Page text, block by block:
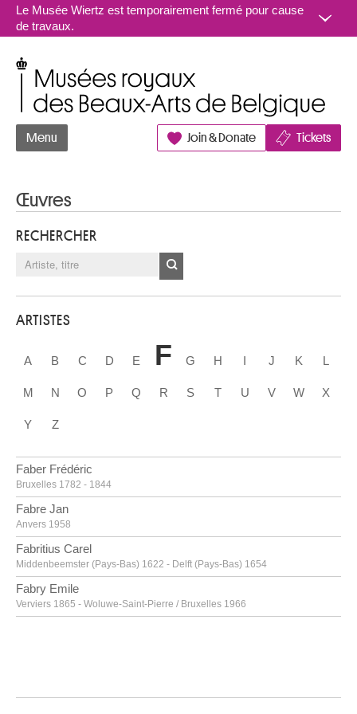
Aller au contenu
Le Musée Wiertz est temporairement fermé pour cause
de travaux.
Menu Join & Donate Tickets
Œuvres
RECHERCHER
ARTISTES
A B C D E F G H I J K L
M N O P Q R S T U V W X
Y Z
Faber Frédéric
Bruxelles 1782 - 1844
Fabre Jan
Anvers 1958
Fabritius Carel
Middenbeemster (Pays-Bas) 1622 - Delft (Pays-Bas) 1654
Fabry Emile
Verviers 1865 - Woluwe-Saint-Pierre / Bruxelles 1966